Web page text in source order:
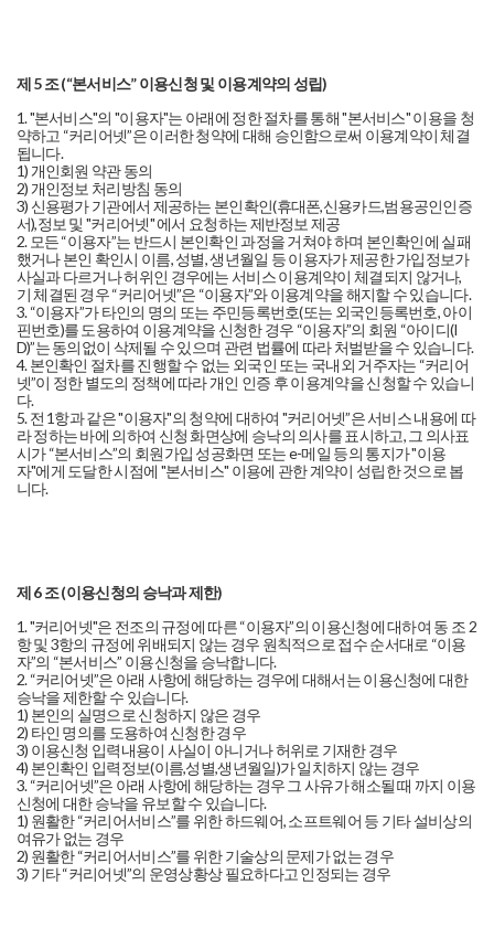
제 5 조 (“본서비스” 이용신청 및 이용계약의 성립)
1. "본서비스"의 "이용자"는 아래에 정한 절차를 통해 "본서비스" 이용을 청
약하고 “커리어넷”은 이러한 청약에 대해 승인함으로써 이용계약이 체결
됩니다.
1) 개인회원 약관 동의
2) 개인정보 처리방침 동의
3) 신용평가 기관에서 제공하는 본인확인(휴대폰,신용카드,범용공인인증
서),정보 및 "커리어넷" 에서 요청하는 제반정보 제공
2. 모든 “이용자”는 반드시 본인확인 과정을 거쳐야 하며 본인확인에 실패
했거나 본인 확인시 이름, 성별, 생년월일 등 이용자가 제공한 가입정보가
사실과 다르거나 허위인 경우에는 서비스 이용계약이 체결되지 않거나,
기 체결된 경우 “커리어넷”은 “이용자”와 이용계약을 해지할 수 있습니다.
3. “이용자”가 타인의 명의 또는 주민등록번호(또는 외국인등록번호, 아이
핀번호)를 도용하여 이용계약을 신청한 경우 “이용자”의 회원 “아이디(I
D)”는 동의없이 삭제될 수 있으며 관련 법률에 따라 처벌받을 수 있습니다.
4. 본인확인 절차를 진행할 수 없는 외국인 또는 국내외 거주자는 “커리어
넷”이 정한 별도의 정책에 따라 개인 인증 후 이용계약을 신청할 수 있습니
다.
5. 전 1항과 같은 "이용자"의 청약에 대하여 "커리어넷”은 서비스 내용에 따
라 정하는 바에 의하여 신청 화면상에 승낙의 의사를 표시하고, 그 의사표
시가 “본서비스”의 회원가입 성공화면 또는 e-메일 등의 통지가 "이용
자"에게 도달한 시점에 "본서비스" 이용에 관한 계약이 성립한 것으로 봅
니다.
제 6 조 (이용신청의 승낙과 제한)
1. "커리어넷"은 전조의 규정에 따른 “이용자”의 이용신청에 대하여 동 조 2
항 및 3항의 규정에 위배되지 않는 경우 원칙적으로 접수 순서대로 “이용
자”의 “본서비스” 이용신청을 승낙합니다.
2. “커리어넷”은 아래 사항에 해당하는 경우에 대해서는 이용신청에 대한
승낙을 제한할 수 있습니다.
1) 본인의 실명으로 신청하지 않은 경우
2) 타인 명의를 도용하여 신청한 경우
3) 이용신청 입력내용이 사실이 아니거나 허위로 기재한 경우
4) 본인확인 입력정보(이름,성별,생년월일)가 일치하지 않는 경우
3. “커리어넷”은 아래 사항에 해당하는 경우 그 사유가 해소될 때 까지 이용
신청에 대한 승낙을 유보할 수 있습니다.
1) 원활한 “커리어서비스”를 위한 하드웨어, 소프트웨어 등 기타 설비상의
여유가 없는 경우
2) 원활한 “커리어서비스”를 위한 기술상의 문제가 없는 경우
3) 기타 “커리어넷”의 운영상황상 필요하다고 인정되는 경우